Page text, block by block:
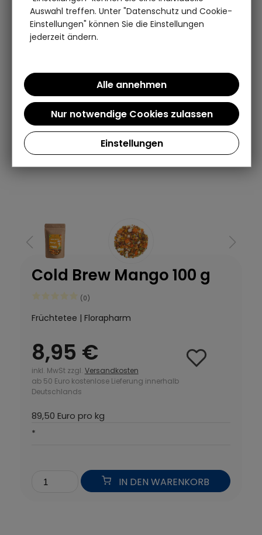
Cold Brew Mango 100 g
(0)
Früchtetee | Florapharm
8,95 €
inkl. MwSt zzgl. Versandkosten
ab 50 Euro kostenlose Lieferung innerhalb
Deutschlands
89,50 Euro pro kg
*
IN DEN WARENKORB
Auswahl treffen. Unter "Datenschutz und Cookie-
Einstellungen" können Sie die Einstellungen
jederzeit ändern.
Einstellungen